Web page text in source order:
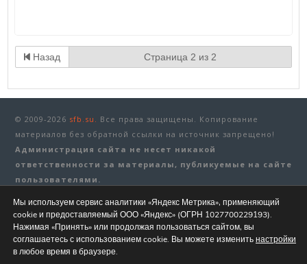
Назад Страница 2 из 2
© 2009-2026 sfb.su. Все права защищены. Копирование
материалов без обратной ссылки на источник запрещено!
Администрация сайта не несет никакой
ответственности за материалы, публикуемые на сайте
пользователями.
Политика конфиденциальности|Рекламные материалы|
Правила|Контакты
Мы используем сервис аналитики «Яндекс Метрика», применяющий
cookie и предоставляемый ООО «Яндекс» (ОГРН 1027700229193).
Нажимая «Принять» или продолжая пользоваться сайтом, вы
соглашаетесь с использованием cookie. Вы можете изменитьнастройки
в любое время в браузере.